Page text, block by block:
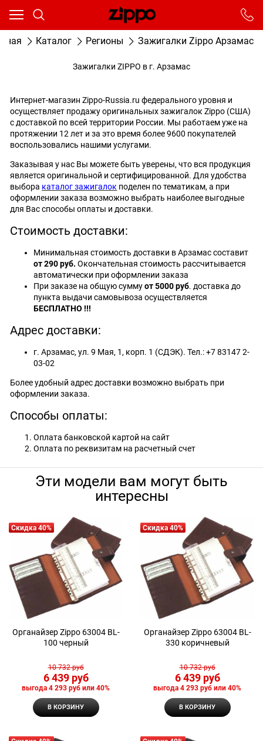
Каталог Регионы Зажигалки Zippo Арзамас
Зажигалки ZIPPO в г. Арзамас
Интернет-магазин Zippo-Russia.ru федерального уровня и
осуществляет продажу оригинальных зажигалок Zippo (США)
с доставкой по всей территории России. Мы работаем уже на
протяжении 12 лет и за это время более 9600 покупателей
воспользовались нашими услугами.
Заказывая у нас Вы можете быть уверены, что вся продукция
является оригинальной и сертифицированной. Для удобства
выбора каталог зажигалок поделен по тематикам, а при
оформлении заказа возможно выбрать наиболее выгодные
для Вас способы оплаты и доставки.
Стоимость доставки:
Минимальная стоимость доставки в Арзамас составит
от 290 руб. Окончательная стоимость рассчитывается
автоматически при оформлении заказа
При заказе на общую суммуот 5000 руб. доставка до
пункта выдачи самовывоза осуществляется
БЕСПЛАТНО !!!
Адрес доставки:
г. Арзамас, ул. 9 Мая, 1, корп. 1 (СДЭК). Тел.: +7 83147 2-
03-02
Более удобный адрес доставки возможно выбрать при
оформлении заказа.
Способы оплаты:
Оплата банковской картой на сайт
Оплата по реквизитам на расчетный счет
Эти модели вам могут быть
интересны
Скидка 40%
Органайзер Zippo 63004 BL-
100 черный
10 732 руб
6 439 руб
выгода 4 293 руб или 40%
В КОРЗИНУ
Скидка 40%
Органайзер Zippo 63004 BL-
330 коричневый
10 732 руб
6 439 руб
выгода 4 293 руб или 40%
В КОРЗИНУ
Ваш город - Москва,
От выбранного города зависят сроки доставки